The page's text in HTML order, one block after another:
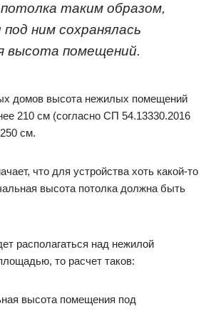
таким образом,
ним сохранялась
высота помещений.
домов высота нежилых помещений
210 см (согласно СП 54.13330.2016
см.
что для устройства хоть какой-то
высота потолка должна быть
располагаться над нежилой
то расчет таков:
высота помещения под